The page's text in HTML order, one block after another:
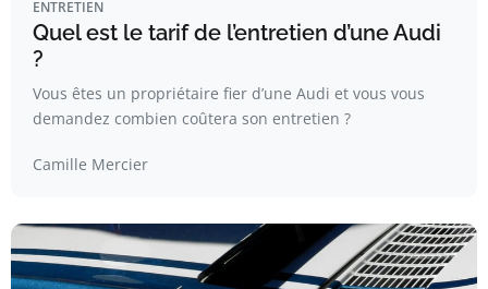
ENTRETIEN
Quel est le tarif de l’entretien d’une Audi
?
Vous êtes un propriétaire fier d’une Audi et vous vous
demandez combien coûtera son entretien ?
Camille Mercier